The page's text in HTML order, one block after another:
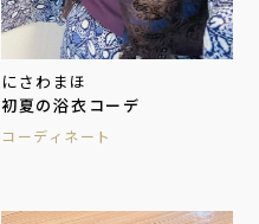
にさわまほ
初夏の浴衣コーデ
コーディネート